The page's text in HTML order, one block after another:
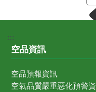
:::
空品資訊
空品預報資訊
空氣品質嚴重惡化預警資